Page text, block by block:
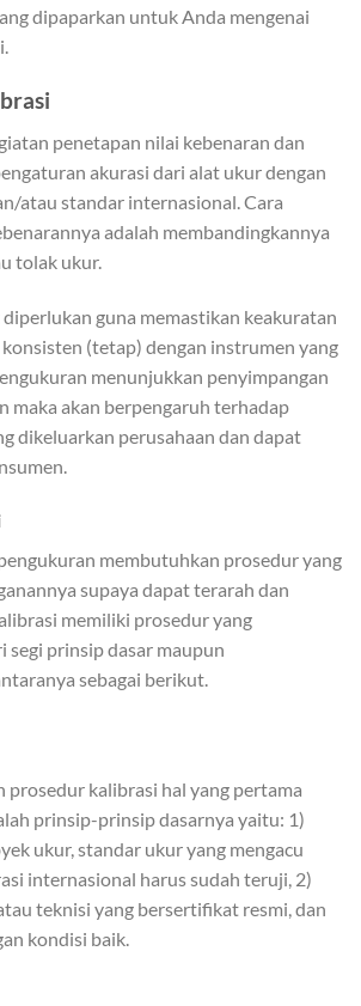
dipaparkan untuk Anda mengenai
penetapan nilai kebenaran dan
akurasi dari alat ukur dengan
atau standar internasional. Cara
adalah membandingkannya
tolak ukur.
guna memastikan keakuratan
(tetap) dengan instrumen yang
menunjukkan penyimpangan
maka akan berpengaruh terhadap
dikeluarkan perusahaan dan dapat
membutuhkan prosedur yang
supaya dapat terarah dan
memiliki prosedur yang
segi prinsip dasar maupun
sebagai berikut.
prosedur kalibrasi hal yang pertama
prinsip-prinsip dasarnya yaitu: 1)
ukur, standar ukur yang mengacu
internasional harus sudah teruji, 2)
teknisi yang bersertifikat resmi, dan
kondisi baik.